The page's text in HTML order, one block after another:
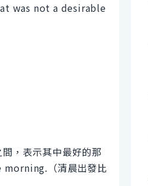
was not a desirable
，表示其中最好的那
（清晨出發比